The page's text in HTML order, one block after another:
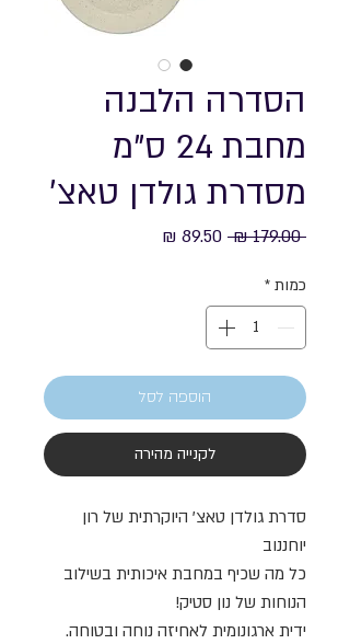
הסדרה הלבנה
מחבת 24 ס"מ
מסדרת גולדן טאצ׳
‏179.00 ‏₪
מחיר
כמות *
הוספה לסל
לקנייה מהירה
סדרת גולדן טאצ' היוקרתית של רון
יוחננוב
כל מה שכיף במחבת איכותית בשילוב
הנוחות של נון סטיק!
ידית ארגונומית לאחיזה נוחה ובטוחה.